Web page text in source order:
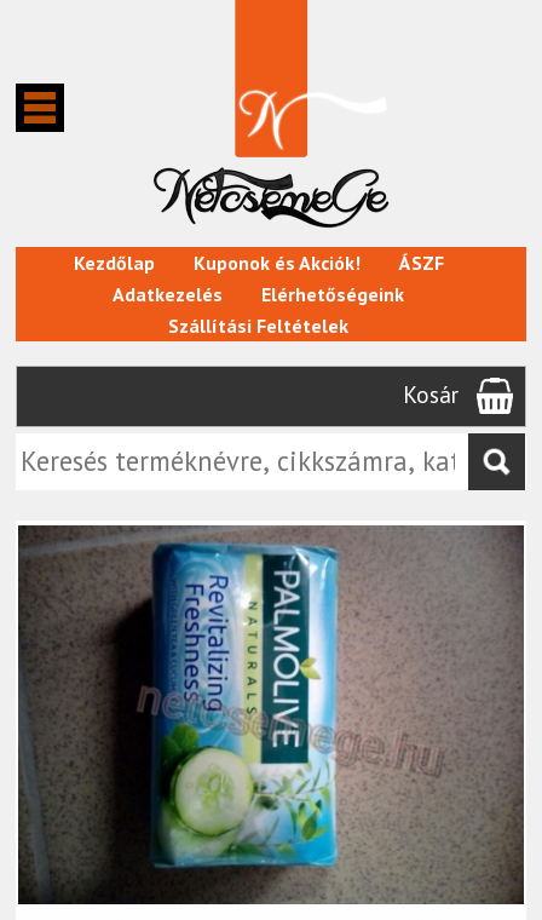
Kezdőlap Kuponok és Akciók!
ÁSZF
Adatkezelés
Elérhetőségeink
Szállítási Feltételek
Kosár